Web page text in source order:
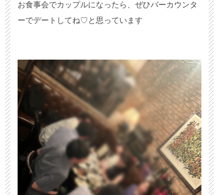
お食事会でカップルになったら、ぜひバーカウンタ
ーでデートしてね♡と思っています